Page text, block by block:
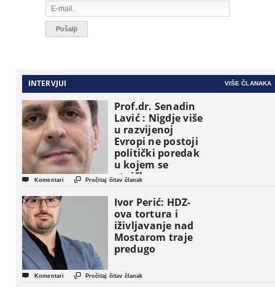
INTERVJUI VIŠE ČLANAKA
Prof.dr. Senadin
Lavić : Nigdje više
u razvijenoj
Evropi ne postoji
politički poredak
u kojem se
etničke grupe
pojavljuju kao
osnovne
političke jedinice
 Komentari  Pročitaj čitav članak
Ivor Perić: HDZ-
ova tortura i
iživljavanje nad
Mostarom traje
predugo
 Komentari  Pročitaj čitav članak